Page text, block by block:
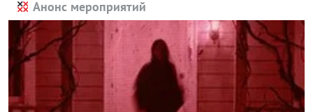
Анонс мероприятий